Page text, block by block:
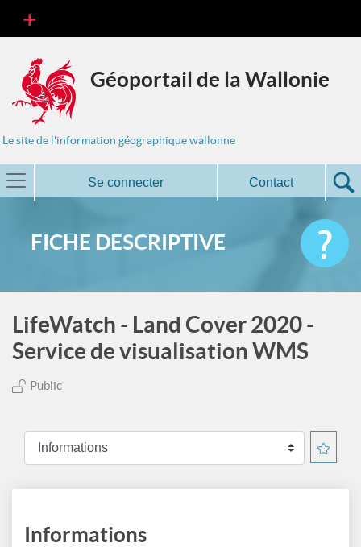
Géoportail de la Wallonie
Le site de l'information géographique wallonne
Se connecter Contact
FICHE DESCRIPTIVE
LifeWatch - Land Cover 2020 -
Service de visualisation WMS
Public
Informations